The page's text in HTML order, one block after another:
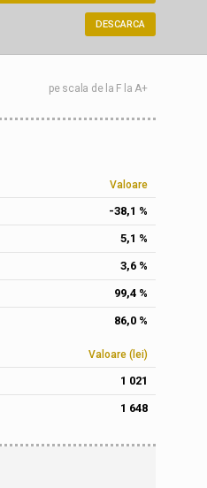
DESCARCA
pe scala de la F la A+
Valoare
-38,1 %
5,1 %
3,6 %
99,4 %
86,0 %
Valoare (lei)
1 021
1 648